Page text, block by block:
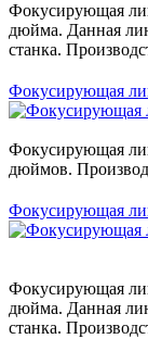
Фокусирующая
дюйма. Данная
станка.
Фокусирующая
Фокусирующая
дюймов.
Фокусирующая
Фокусирующая
дюйма. Данная
станка.